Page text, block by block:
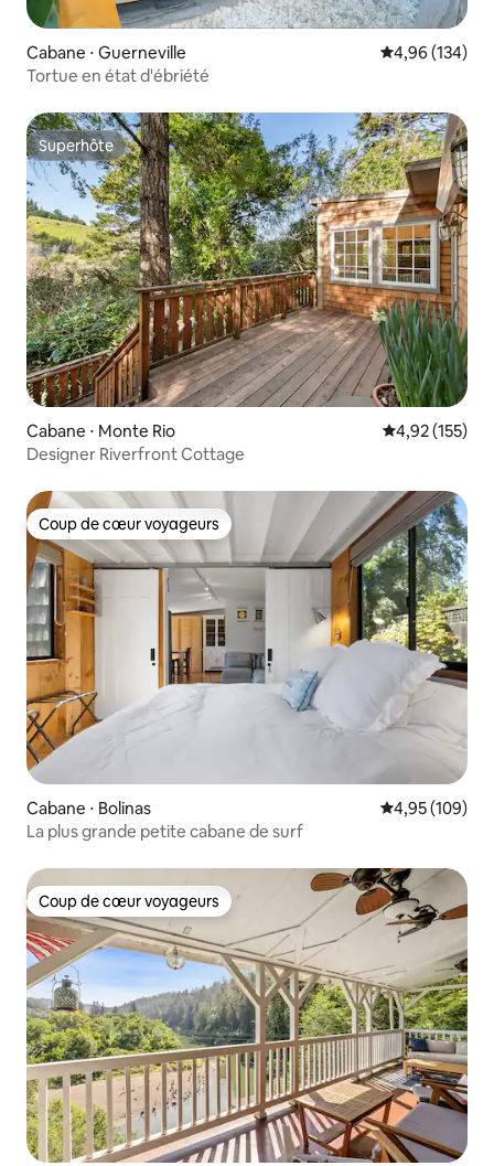
Cabane ⋅ Guerneville Évaluation
4,96 (134)
Tortue en état d'ébriété
Superhôte
Superhôte
Cabane ⋅ Monte Rio Évaluation
4,92 (155)
Designer Riverfront Cottage
Coup de cœur voyageurs
Coup de cœur voyageurs
Cabane ⋅ Bolinas Évaluation
4,95 (109)
La plus grande petite cabane de surf
Coup de cœur voyageurs
Coup de cœur voyageurs